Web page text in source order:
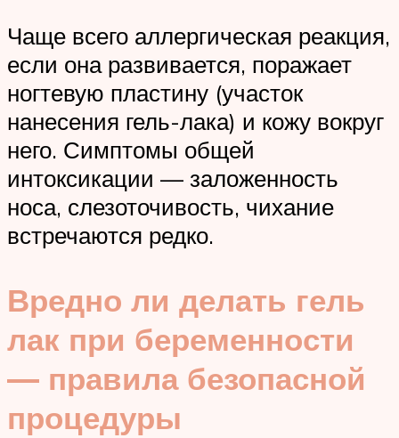
Чаще всего аллергическая реакция,
если она развивается, поражает
ногтевую пластину (участок
нанесения гель-лака) и кожу вокруг
него. Симптомы общей
интоксикации — заложенность
носа, слезоточивость, чихание
встречаются редко.
Вредно ли делать гель
лак при беременности
— правила безопасной
процедуры